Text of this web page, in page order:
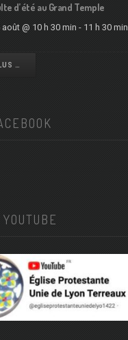
d’été au Grand Temple
août @ 10 h 30 min - 11 h 30 min
…